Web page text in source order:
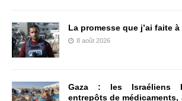
La promesse que j’ai faite
8 août 2026
Gaza : les Israéliens
entrepôts de